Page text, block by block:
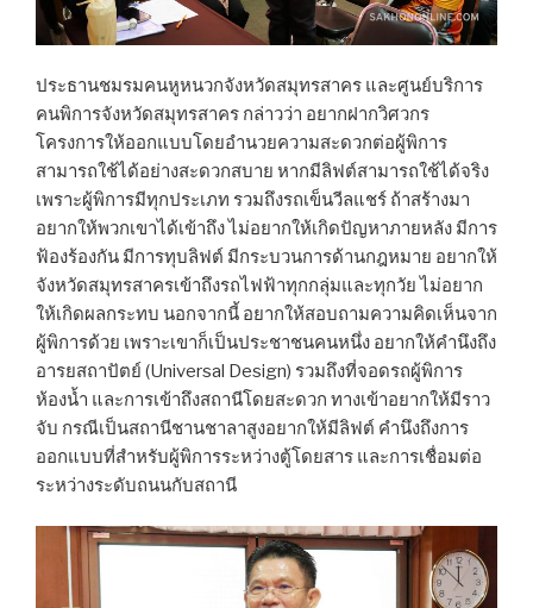
ประธานชมรมคนหูหนวกจังหวัดสมุทรสาคร และศูนย์บริการ
คนพิการจังหวัดสมุทรสาคร กล่าวว่า อยากฝากวิศวกร
โครงการให้ออกแบบโดยอำนวยความสะดวกต่อผู้พิการ
สามารถใช้ได้อย่างสะดวกสบาย หากมีลิฟต์สามารถใช้ได้จริง
เพราะผู้พิการมีทุกประเภท รวมถึงรถเข็นวีลแชร์ ถ้าสร้างมา
อยากให้พวกเขาได้เข้าถึง ไม่อยากให้เกิดปัญหาภายหลัง มีการ
ฟ้องร้องกัน มีการทุบลิฟต์ มีกระบวนการด้านกฎหมาย อยากให้
จังหวัดสมุทรสาครเข้าถึงรถไฟฟ้าทุกกลุ่มและทุกวัย ไม่อยาก
ให้เกิดผลกระทบ นอกจากนี้ อยากให้สอบถามความคิดเห็นจาก
ผู้พิการด้วย เพราะเขาก็เป็นประชาชนคนหนึ่ง อยากให้คำนึงถึง
อารยสถาปัตย์ (Universal Design) รวมถึงที่จอดรถผู้พิการ
ห้องน้ำ และการเข้าถึงสถานีโดยสะดวก ทางเข้าอยากให้มีราว
จับ กรณีเป็นสถานีชานชาลาสูงอยากให้มีลิฟต์ คำนึงถึงการ
ออกแบบที่สำหรับผู้พิการระหว่างตู้โดยสาร และการเชื่อมต่อ
ระหว่างระดับถนนกับสถานี